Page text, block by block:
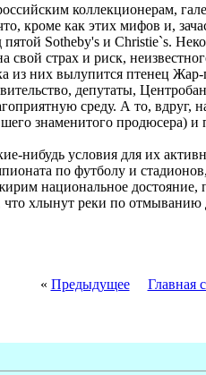
коллекционерам,
кроме как этих мифов и,
Sotheby's и Christie`s.
свой страх и риск,
из них вылупится птенец
депутаты,
среду. А то,
знаменитого продюсера)
нибудь условия для их
по футболу и
национальное достояние,
что хлынут реки по
« Предыдущее Главная